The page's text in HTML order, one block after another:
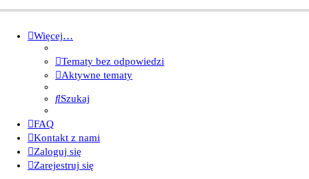
Facebook
Regulamin
Zapytaj administratora
Kontakt
Więcej…
Tematy bez odpowiedzi
Aktywne tematy
Szukaj
FAQ
Kontakt z nami
Zaloguj się
Zarejestruj się